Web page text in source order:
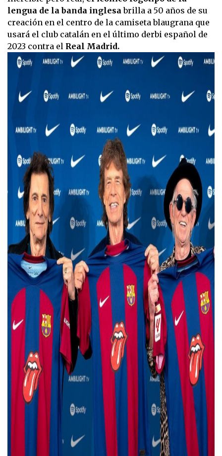
lengua de la banda inglesabrilla a 50 años de su
creación en el centro de la camiseta blaugrana que
usará el club catalán en el último derbi español de
2023 contra el Real Madrid.